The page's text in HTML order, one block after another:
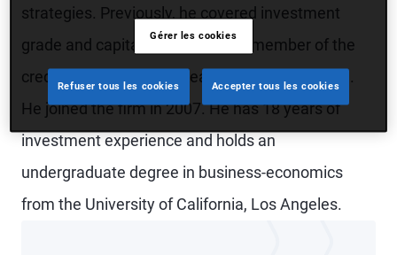
strategies. Previously, he covered investment
grade and capital securities as a member of the
credit product strategy team in Newport Beach.
He joined the firm in 2007. He has 18 years of
investment experience and holds an
undergraduate degree in business-economics
from the University of California, Los Angeles.
Gérer les cookies
Refuser tous les cookies Accepter tous les cookies